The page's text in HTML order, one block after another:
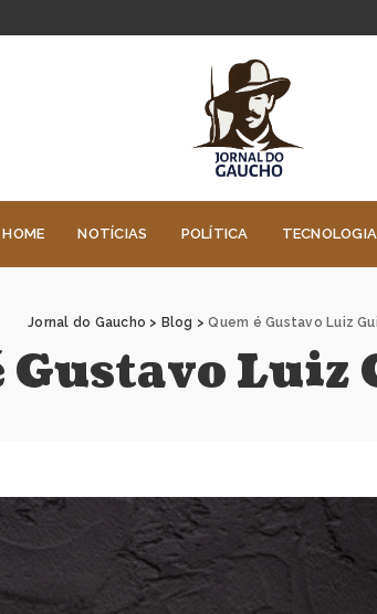
HOME NOTÍCIAS POLÍTICA TECNOLOGIA
Jornal do Gaucho > Blog >Quem é Gustavo Luiz
Gustavo